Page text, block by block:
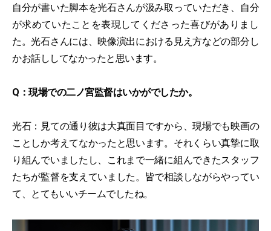
自分が書いた脚本を光石さんが汲み取っていただき、自分
が求めていたことを表現してくださった喜びがありまし
た。光石さんには、映像演出における見え方などの部分し
かお話ししてなかったと思います。
Q：現場での二ノ宮監督はいかがでしたか。
光石：見ての通り彼は大真面目ですから、現場でも映画の
ことしか考えてなかったと思います。それくらい真摯に取
り組んでいましたし、これまで一緒に組んできたスタッフ
たちが監督を支えていました。皆で相談しながらやってい
て、とてもいいチームでしたね。